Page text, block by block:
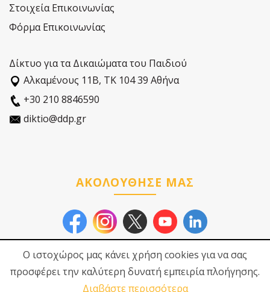
Στοιχεία Επικοινωνίας
Φόρμα Επικοινωνίας
Δίκτυο για τα Δικαιώματα του Παιδιού
Αλκαµένους 11Β, ΤΚ 104 39 Αθήνα
+30 210 8846590
diktio@ddp.gr
ΑΚΟΛΟΥΘΗΣΕ ΜΑΣ
Δίκτυο για τα Πολιτική Προστασίας
Ο ιστοχώρος μας κάνει χρήση cookies για να σας
προσφέρει την καλύτερη δυνατή εμπειρία πλοήγησης.
Διαβάστε περισσότερα